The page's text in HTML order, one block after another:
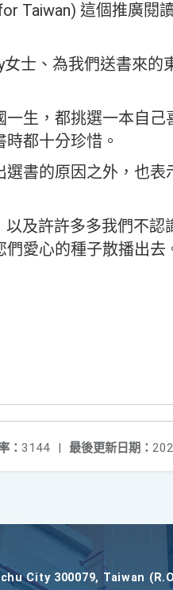
Taiwan) 這個推廣閱
士、為我們送書來的
生，都挑選一本自己
都十分珍惜。
書的原因之外，也表
及許許多多我們不認
愛心的種子散播出去
最後更新日期：
： 3144 |
City 300079, Taiwan